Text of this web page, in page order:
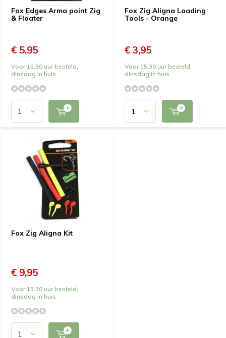
Fox Edges Arma point Zig
& Floater
€ 5,95
Voor 15.30 uur besteld,
dinsdag in huis
Fox Zig Aligna Loading
Tools - Orange
€ 3,95
Voor 15.30 uur besteld,
dinsdag in huis
Fox Zig Aligna Kit
€ 9,95
Voor 15.30 uur besteld,
dinsdag in huis